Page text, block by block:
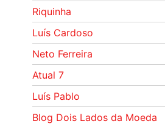
Riquinha
Luís Cardoso
Neto Ferreira
Atual 7
Luís Pablo
Blog Dois Lados da Moeda